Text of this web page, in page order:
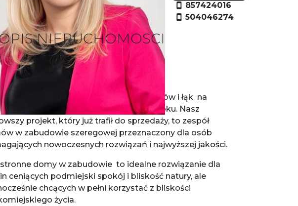
857424016
504046274
OGRODY DOJLIDZKIE"
która powstaje w otoczeniu lasów i łąk na
osiedlu Dojlidy Górne w Białymstoku. Nasz
projekt, który już trafił do sprzedaży, to zespół
w zabudowie szeregowej przeznaczony dla osób
nowoczesnych rozwiązań i najwyższej jakości.
domy w zabudowie to idealne rozwiązanie dla
ceniących podmiejski spokój i bliskość natury, ale
chcących w pełni korzystać z bliskości
życia.